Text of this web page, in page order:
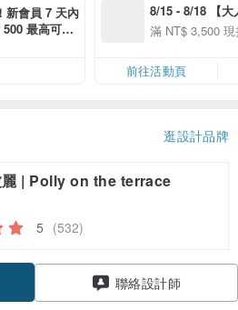
新會員 7 天內
最高可折
8/15 - 8/18 【大
季】滿
50
滿 NT$ 3,500
前往活動頁
逛設計品牌
麗 | Polly on the terrace
5 (532)
聯絡設計師